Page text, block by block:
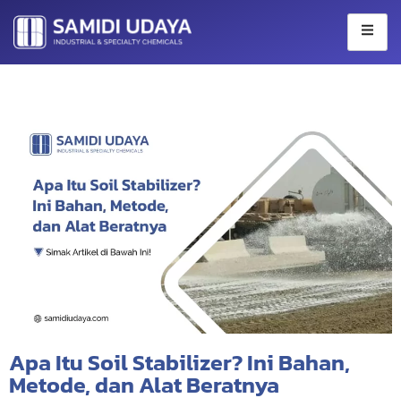
Skip
to
Apa Itu Soil Stabilizer? Ini Bahan,
Metode, dan Alat Beratnya